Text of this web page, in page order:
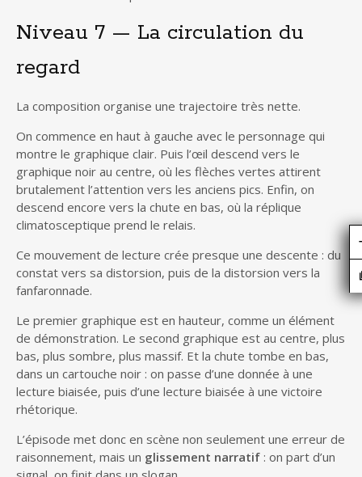
Niveau 7 — La circulation du
regard
La composition organise une trajectoire très nette.
On commence en haut à gauche avec le personnage qui
montre le graphique clair. Puis l’œil descend vers le
graphique noir au centre, où les flèches vertes attirent
brutalement l’attention vers les anciens pics. Enfin, on
descend encore vers la chute en bas, où la réplique
climatosceptique prend le relais.
Ce mouvement de lecture crée presque une descente : du
constat vers sa distorsion, puis de la distorsion vers la
fanfaronnade.
Le premier graphique est en hauteur, comme un élément
de démonstration. Le second graphique est au centre, plus
bas, plus sombre, plus massif. Et la chute tombe en bas,
dans un cartouche noir : on passe d’une donnée à une
lecture biaisée, puis d’une lecture biaisée à une victoire
rhétorique.
L’épisode met donc en scène non seulement une erreur de
raisonnement, mais un glissement narratif : on part d’un